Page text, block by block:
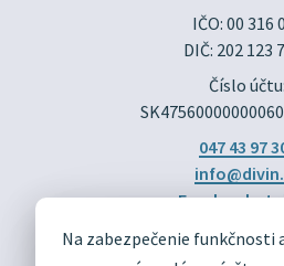
Na zabezpečenie funkčnosti
IČO: 00 316
DIČ: 202 123
Číslo účtu:
047 43 97
Facebook